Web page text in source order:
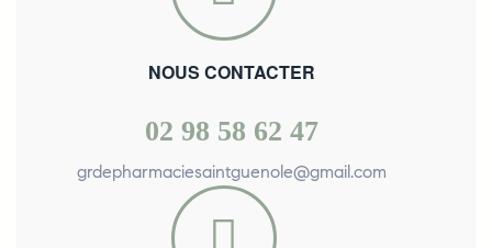
NOUS CONTACTER
02 98 58 62 47
grdepharmaciesaintguenole@gmail.com